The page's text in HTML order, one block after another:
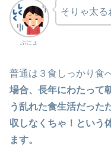
ぷにょ
そりゃ太る
普通は３食しっかり食
場合、長年にわたって
う乱れた食生活だった
収しなくちゃ！という
ます。